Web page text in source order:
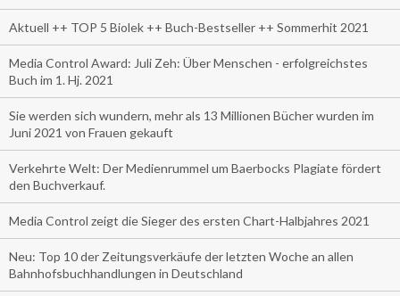
Aktuell ++ TOP 5 Biolek ++ Buch-Bestseller ++ Sommerhit 2021
Media Control Award: Juli Zeh: Über Menschen - erfolgreichstes
Buch im 1. Hj. 2021
Sie werden sich wundern, mehr als 13 Millionen Bücher wurden im
Juni 2021 von Frauen gekauft
Verkehrte Welt: Der Medienrummel um Baerbocks Plagiate fördert
den Buchverkauf.
Media Control zeigt die Sieger des ersten Chart-Halbjahres 2021
Neu: Top 10 der Zeitungsverkäufe der letzten Woche an allen
Bahnhofsbuchhandlungen in Deutschland